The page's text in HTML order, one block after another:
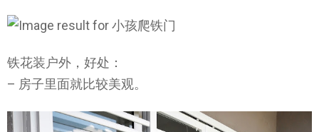
铁花装户外，好处：
– 房子里面就比较美观。